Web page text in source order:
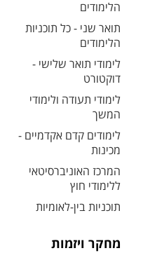
הלימודים
תואר שני - כל תוכניות
הלימודים
לימודי תואר שלישי -
דוקטורט
לימודי תעודה ולימודי
המשך
לימודים קדם אקדמיים -
מכינות
המרכז האוניברסיטאי
ללימודי חוץ
תוכניות בין-לאומיות
מחקר ויזמות